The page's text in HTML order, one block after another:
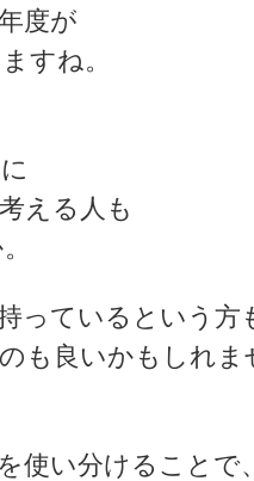
度が
すね。
える人も
っているという方
も良いかもしれま
使い分けることで